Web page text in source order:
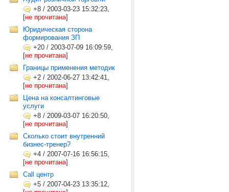
+8 / 2003-03-23 15:32:23,
[не прочитана]
Юридическая сторона
формирования ЗП
+20 / 2003-07-09 16:09:59,
[не прочитана]
Границы применения методик
+2 / 2002-06-27 13:42:41,
[не прочитана]
Цена на консалтинговые
услуги
+8 / 2009-03-07 16:20:50,
[не прочитана]
Сколько стоит внутренний
бизнес-тренер?
+4 / 2007-07-16 16:56:15,
[не прочитана]
Call центр
+5 / 2007-04-23 13:35:12,